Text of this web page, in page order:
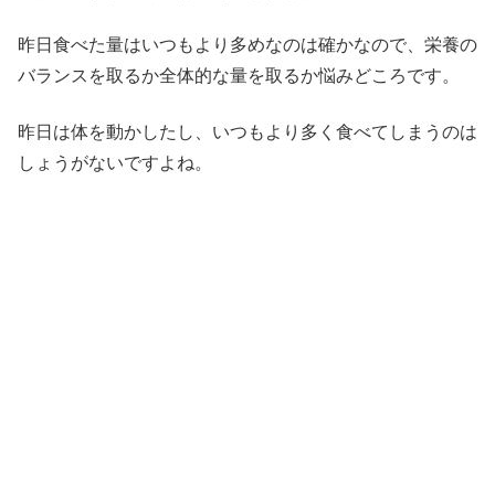
昨日食べた量はいつもより多めなのは確かなので、栄養の
バランスを取るか全体的な量を取るか悩みどころです。
昨日は体を動かしたし、いつもより多く食べてしまうのは
しょうがないですよね。